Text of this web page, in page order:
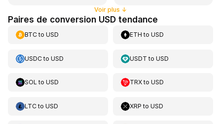
Voir plus ↓
Paires de conversion USD tendance
BTCto USD ETH toUSD
USDCto USD USDT toUSD
SOL to USD TRXtoUSD
LTCto USD XRP toUSD